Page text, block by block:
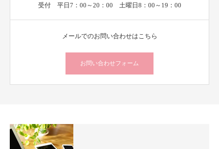
受付 平日7：00～20：00 土曜日8：00～19：00
メールでのお問い合わせはこちら
お問い合わせフォーム